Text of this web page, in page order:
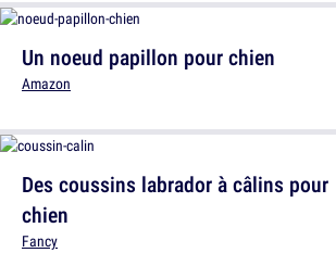
Des coussins labrador à câlins pour
chien
Fancy
Un noeud papillon pour chien
Amazon